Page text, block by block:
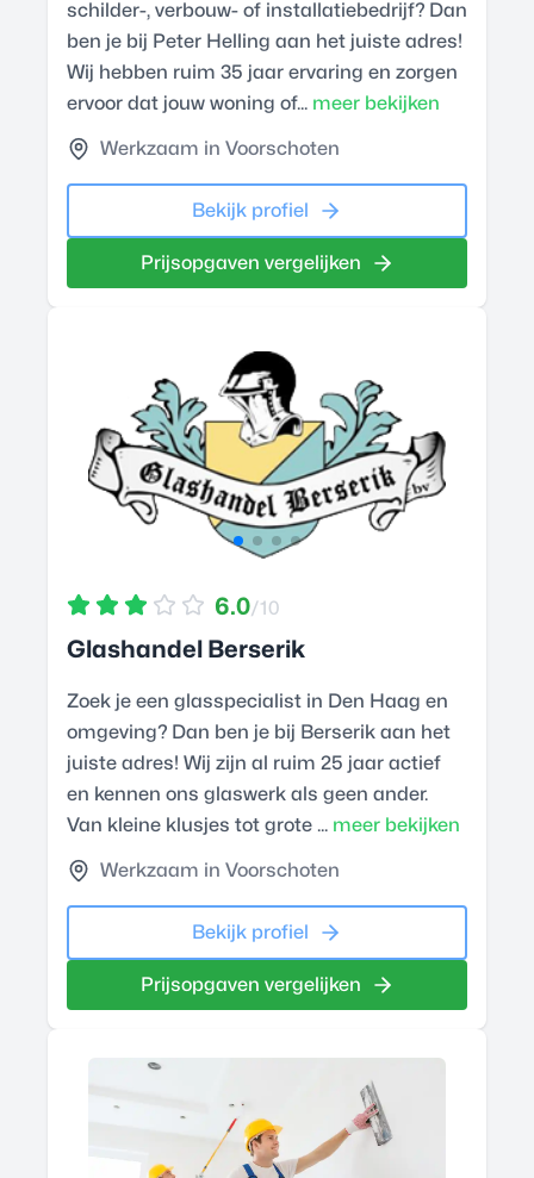
schilder-, verbouw- of installatiebedrijf? Dan
ben je bij Peter Helling aan het juiste adres!
Wij hebben ruim 35 jaar ervaring en zorgen
ervoor dat jouw woning of... meer bekijken
Werkzaam in Voorschoten
Bekijk profiel
Prijsopgaven vergelijken
6.0/10
Glashandel Berserik
Zoek je een glasspecialist in Den Haag en
omgeving? Dan ben je bij Berserik aan het
juiste adres! Wij zijn al ruim 25 jaar actief
en kennen ons glaswerk als geen ander.
Van kleine klusjes tot grote ... meer bekijken
Werkzaam in Voorschoten
Bekijk profiel
Prijsopgaven vergelijken